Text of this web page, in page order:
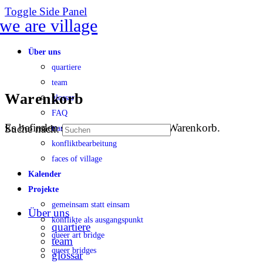
Toggle Side Panel
Über uns
quartiere
team
glossar
FAQ
transparenz
konfliktbearbeitung
faces of village
Kalender
Projekte
gemeinsam statt einsam
konflikte als ausgangspunkt
queer art bridge
queer bridges
Warenkorb
Es befinden sich keine Produkte im Warenkorb.
Suche nach:
Über uns
quartiere
team
glossar